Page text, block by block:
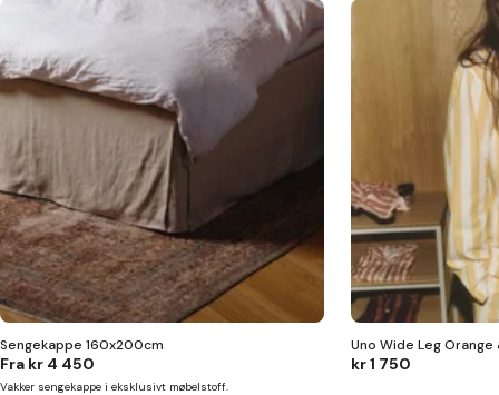
Sengekappe 160x200cm
Fra kr 4 450
Vakker sengekappe i eksklusivt møbelstoff.
Uno Wide Leg Orange
kr 1 750